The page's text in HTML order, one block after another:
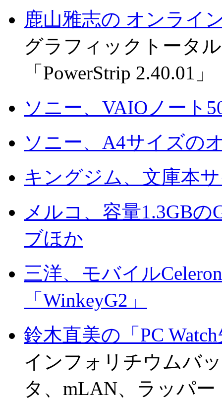
鹿山雅志の オンライ
グラフィックトータ
「PowerStrip 2.40.01」
ソニー、VAIOノート
ソニー、A4サイズの
キングジム、文庫本
メルコ、容量1.3GB
ブほか
三洋、モバイル
「WinkeyG2」
鈴木直美の「PC
インフォリチウムバ
タ、mLAN、ラッパー